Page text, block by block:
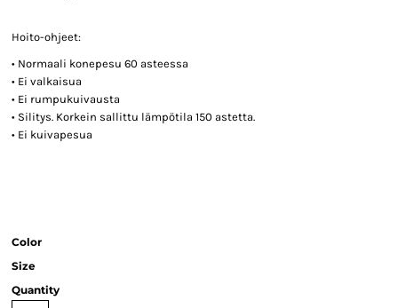
Hoito-ohjeet:
• Normaali konepesu 60 asteessa
• Ei valkaisua
• Ei rumpukuivausta
• Silitys. Korkein sallittu lämpötila 150 astetta.
• Ei kuivapesua
Color
Size
Quantity